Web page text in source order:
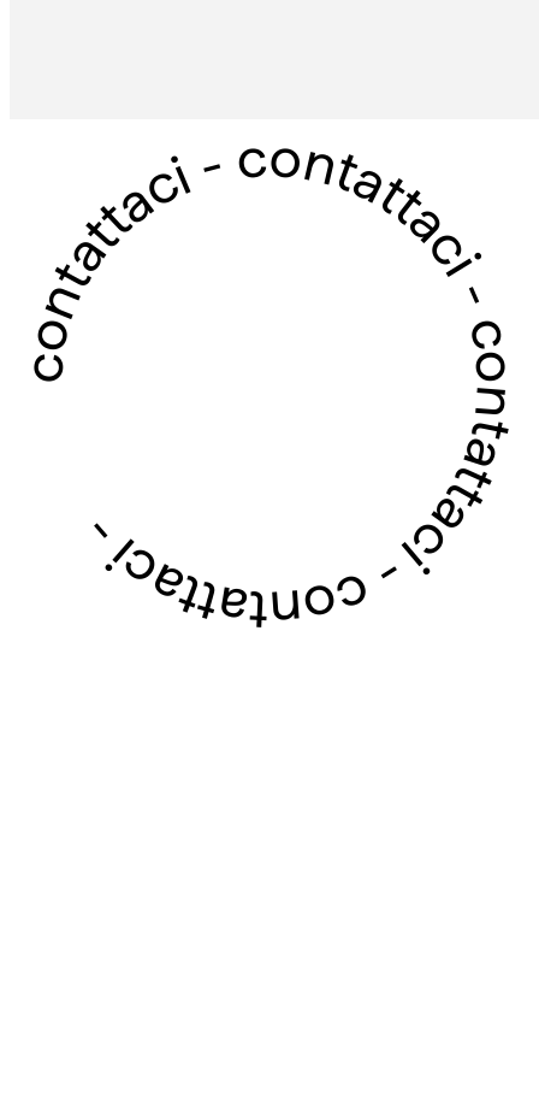
contattaci - contattaci - contattaci - contattaci -